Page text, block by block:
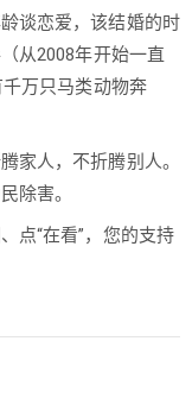
谈恋爱，该结婚的时
从2008年开始一直
万只马类动物奔
家人，不折腾别人。
除害。
点“在看”，您的支持